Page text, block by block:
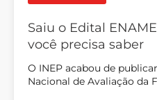
Saiu o Edital
você precisa saber
O INEP acabou de
Nacional de Avaliação da